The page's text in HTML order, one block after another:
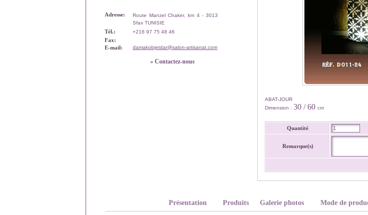
Adresse:
Route Manzel Chaker, km 4 - 3013
Sfax TUNISIE
Tél.: +216 97 75 48 46
Fax:
E-mail:
damakobjetdar@salon-artisanat.com
» Contactez-nous
ABAT-JOUR
Dimension : 30 / 60 cm
Quantité
Remarque(s)
Présentation Produits Galerie photos Mode de